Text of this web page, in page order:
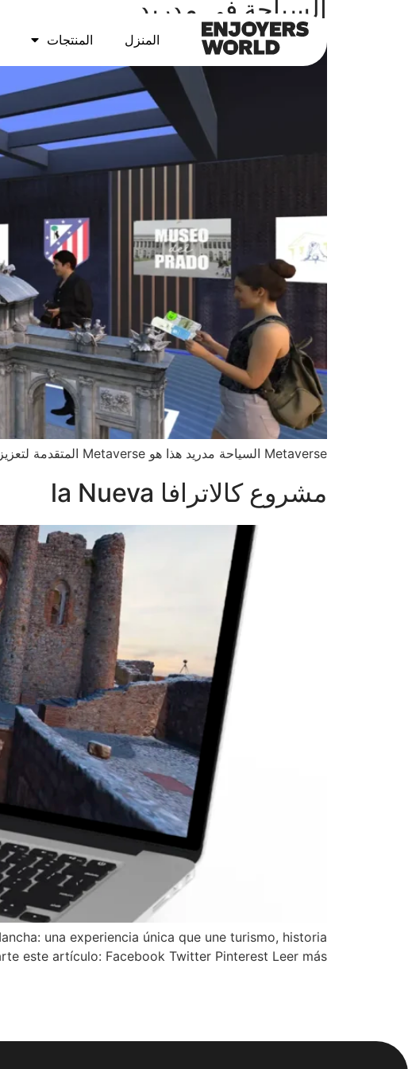
المنزل المنتجات
السياحة في مدريد
Metaverse السياحة مدريد هذا هو Metaverse المتقدمة لتعزيز السياحة في مدريد. حصة هذه المادة: Facebook تويتر بينتيريست قراءة المزيد
مشروع كالاترافا la Nueva
una experiencia única que une turismo, historia
este artículo: Facebook Twitter Pinterest Leer más